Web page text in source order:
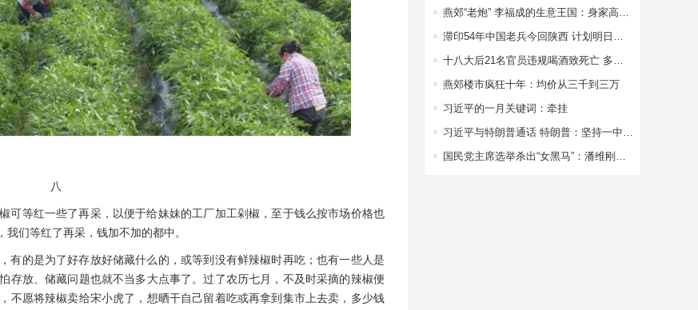
八
可等红一些了再采，以便于给妹妹的工厂加工剁椒，至于钱么按市场价格也
们等红了再采，钱加不加的都中。
有的是为了好存放好储藏什么的，或等到没有鲜辣椒时再吃；也有一些人是
存放、储藏问题也就不当多大点事了。过了农历七月，不及时采摘的辣椒便
不愿将辣椒卖给宋小虎了，想晒干自己留着吃或再拿到集市上去卖，多少钱
燕郊“老炮” 李福成的生意王国：身家高达67亿
滞印54年中国老兵今回陕西 计划明日扫墓探亲
十八大后21名官员违规喝酒致死亡 多因接待领导
燕郊楼市疯狂十年：均价从三千到三万
习近平的一月关键词：牵挂
习近平与特朗普通话 特朗普：坚持一中政策
国民党主席选举杀出“女黑马”：潘维刚或参选